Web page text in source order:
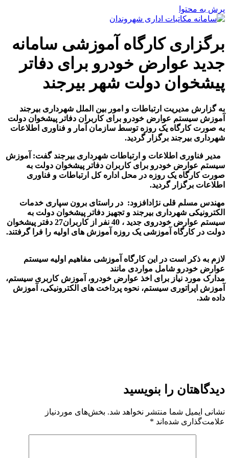
پرش به محتوا
برگزاری کارگاه آموزشی سامانه
جدید عوارض خودرو برای دفاتر
پیشخوان دولت شهر بیرجند
به گزارش مدیریت ارتباطات و امور بین الملل شهرداری بیرجند
آموزش سیستم عوارض خودرو برای کاربران دفاتر پیشخوان دولت
به صورت کارگاه یک روزه توسط سازمان آمار و فناوری اطلاعات
شهرداری بیرجند برگزار گردید.
مدیر فناوری اطلاعات و ارتباطات شهرداری بیرجند گفت: آموزش
سیستم عوارض خودرو برای کاربران دفاتر پیشخوان دولت به
صورت کارگاه یک روزه در محل اداره کل ارتباطات و فناوری
اطلاعات برگزار گردید.
مهندس مسلم قلی نژادافزود: در راستای برون سپاری خدمات
الکترونیکی شهرداری بیرجند و تجهیز دفاتر پیشخوان دولت به
سیستم عوارض خودروی جدید ، 40 نفر از کاربران27 دفتر پیشخوان
دولت در کارگاه آموزشی یک روزه آموزش های اولیه را فرا گرفتند.
لازم به ذکر است در این کارگاه آموزشی مفاهیم اولیه سیستم
عوارض خودرو شامل مواردی مانند
مدارک مورد نیاز برای اخذ عوارض خودرو، آموزش کاربری سیستم،
آموزش اپراتوری سیستم، نحوه پرداخت های الکترونیکی، آموزش
داده شد.
دیدگاهتان را بنویسید
نشانی ایمیل شما منتشر نخواهد شد. بخش‌های موردنیاز
علامت‌گذاری شده‌اند *